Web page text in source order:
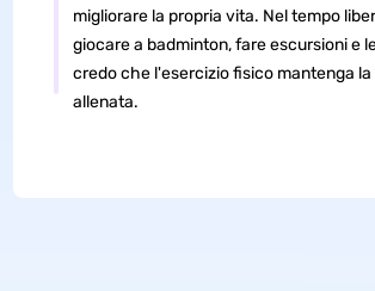
migliorare la propria vita. Nel tempo
giocare a badminton, fare escursioni e
credo che l'esercizio fisico mantenga
allenata.